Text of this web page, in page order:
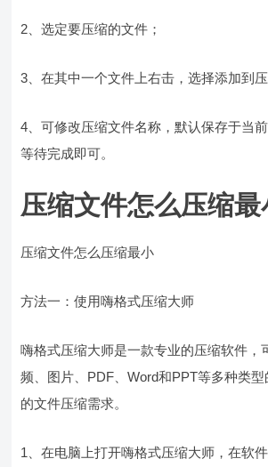
2、选定要压缩的文件；
3、在其中一个文件上右击，选择添加到压
4、可修改压缩文件名称，默认保存于当
等待完成即可。
压缩文件怎么压缩最
压缩文件怎么压缩最小
方法一：使用嗨格式压缩大师
嗨格式压缩大师是一款专业的压缩软件，
频、图片、PDF、Word和PPT等多种类
的文件压缩需求。
1、在电脑上打开嗨格式压缩大师，在软